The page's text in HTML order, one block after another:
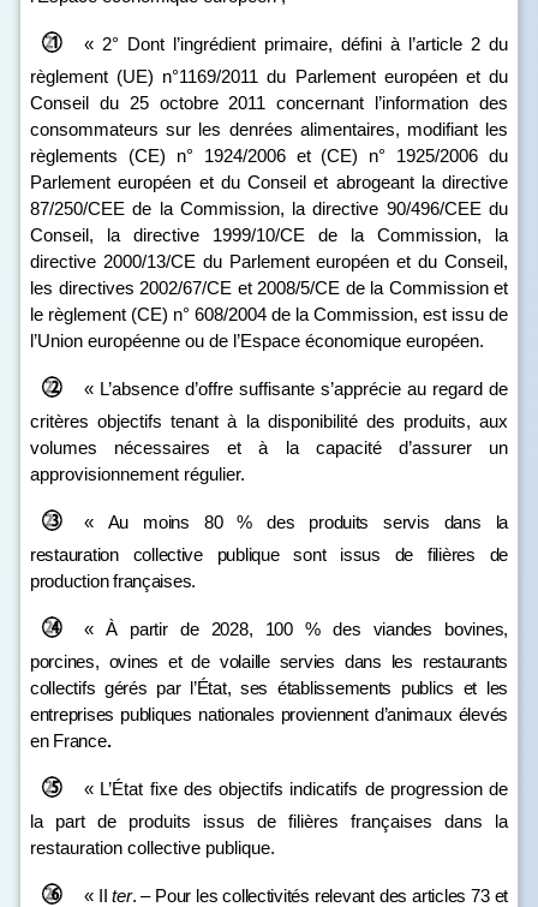
« 2° Dont l’ingrédient primaire, défini à l’article 2 du
règlement (UE) n°1169/2011 du Parlement européen et du
Conseil du 25 octobre 2011 concernant l’information des
consommateurs sur les denrées alimentaires, modifiant les
règlements (CE) n° 1924/2006 et (CE) n° 1925/2006 du
Parlement européen et du Conseil et abrogeant la directive
87/250/CEE de la Commission, la directive 90/496/CEE du
Conseil, la directive 1999/10/CE de la Commission, la
directive 2000/13/CE du Parlement européen et du Conseil,
les directives 2002/67/CE et 2008/5/CE de la Commission et
le règlement (CE) n° 608/2004 de la Commission, est issu de
l’Union européenne ou de l’Espace économique européen.
« L’absence d’offre suffisante s’apprécie au regard de
critères objectifs tenant à la disponibilité des produits, aux
volumes nécessaires et à la capacité d’assurer un
approvisionnement régulier.
« Au moins 80
% des produits servis dans la
restauration collective publique sont issus de filières de
production françaises.
« À partir de 2028, 100 % des viandes bovines,
porcines, ovines et de volaille servies dans les restaurants
collectifs gérés par l’État, ses établissements publics et les
entreprises publiques nationales proviennent d’animaux élevés
en France.
« L’État fixe des objectifs indicatifs de progression de
la part de produits issus de filières françaises dans la
restauration collective publique.
« II ter. – Pour les collectivités relevant des articles 73 et